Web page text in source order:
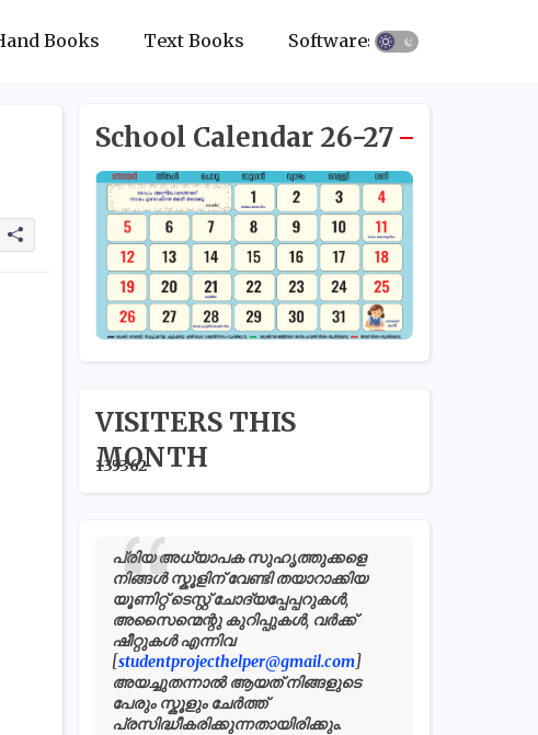
Books Text Books Softwares
School Calendar 26-27
VISITERS THIS
MONTH
135362
പ്രിയ അധ്യാപക സുഹൃത്തുക്കളെ
നിങ്ങൾ സ്കൂളിന് വേണ്ടി തയാറാക്കിയ
യൂണിറ്റ് ടെസ്റ്റ് ചോദ്യപ്പേപ്പറുകൾ,
അസൈന്മെന്റു കുറിപ്പുകൾ, വർക്ക്
ഷീറ്റുകൾ എന്നിവ
[studentprojecthelper@gmail.com]
അയച്ചുതന്നാൽ ആയത് നിങ്ങളുടെ
പേരും സ്കൂളും ചേർത്ത്
പ്രസിദ്ധീകരിക്കുന്നതായിരിക്കും.